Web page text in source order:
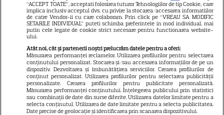
Așteptarea a luat sfârșit: astăzi
s-a jucat primul meci în Sala
Polivalentă din Tulcea! Imagini
spectaculoase
“ACCEPT TOATE”, acceptati folosirea tuturor Tehnologiilor de tip Cookie, care
implica inclusiv acceptul dvs. cu privire la stocarea/accesarea informatiilor
de catre Vendor-ii cu care colaboram. Prin click pe “VREAU SA MODIFIC
SETARILE INDIVIDUAL” puteti schimba preferintele in mod individual, mai
putin cele legate de cookie strict necesare pentru functionarea website-
ului.
Atât noi, cât și partenerii noștri prelucrăm datele pentru a oferi:
Măsurarea performanței reclamelor. Utilizarea profilurilor pentru selectarea
conținutului personalizat. Stocarea și/sau accesarea informațiilor de pe un
dispozitiv. Dezvoltarea și îmbunătățirea serviciilor. Crearea profilurilor de
conținut personalizat. Utilizarea profilurilor pentru selectarea publicității
personalizate. Crearea profilurilor pentru publicitate personalizată.
Măsurarea performanței conținutului. Înțelegerea publicului prin statistici
sau combinații de date din surse diferite. Utilizarea datelor limitate pentru a
selecta conținutul. Utilizarea de date limitate pentru a selecta publicitatea.
Date precise de geolocație și identificarea prin scanarea dispozitivului.